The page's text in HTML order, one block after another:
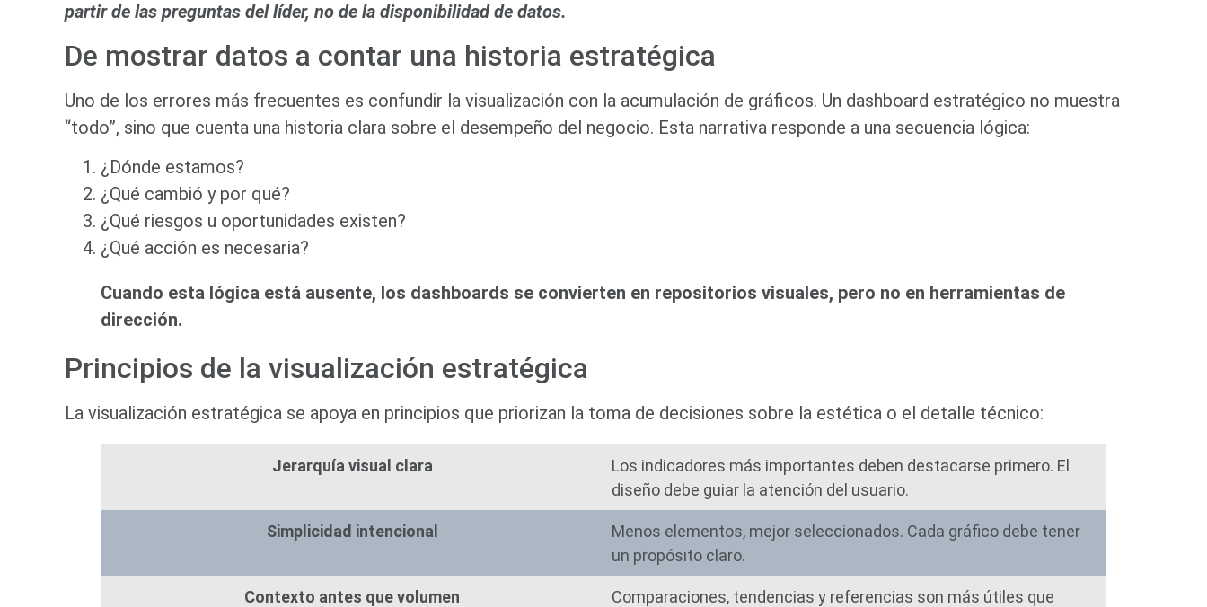
partir de las preguntas del líder, no de la disponibilidad de datos.
De mostrar datos a contar una historia estratégica
Uno de los errores más frecuentes es confundir la visualización con la acumulación de gráficos. Un dashboard estratégico no muestra
“todo”, sino que cuenta una historia clara sobre el desempeño del negocio. Esta narrativa responde a una secuencia lógica:
¿Dónde estamos?
¿Qué cambió y por qué?
¿Qué riesgos u oportunidades existen?
¿Qué acción es necesaria?
Cuando esta lógica está ausente, los dashboards se convierten en repositorios visuales, pero no en herramientas de
dirección.
Principios de la visualización estratégica
La visualización estratégica se apoya en principios que priorizan la toma de decisiones sobre la estética o el detalle técnico:
Jerarquía visual clara
Los indicadores más importantes deben destacarse primero. El
diseño debe guiar la atención del usuario.
Simplicidad intencional
Menos elementos, mejor seleccionados. Cada gráfico debe tener
un propósito claro.
Contexto antes que volumen
Comparaciones, tendencias y referencias son más útiles que